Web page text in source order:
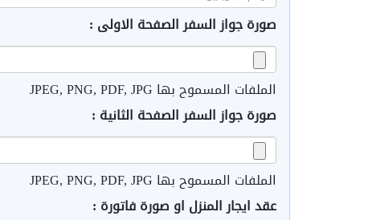
صورة جواز السفر الصفحة الاولى :
الملفات المسموح بها JPEG, PNG, PDF, JPG
صورة جواز السفر الصفحة الثانية :
الملفات المسموح بها JPEG, PNG, PDF, JPG
عقد ايجار المنزل او صورة فاتورة :